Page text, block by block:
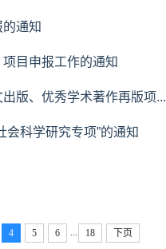
通知
目申报工作的通知
版、优秀学术著作再版项...
科学研究专项”的通知
4 5 6 ... 18 下页